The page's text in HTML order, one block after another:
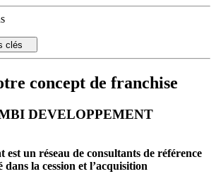
clés
concept de franchise
DEVELOPPEMENT
est un réseau de consultants de référence
dans la cession et l’acquisition